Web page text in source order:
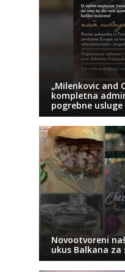
„Milenkovic and
kompletna
pogrebne usluge
Novootvoreni
ukus Balkana za